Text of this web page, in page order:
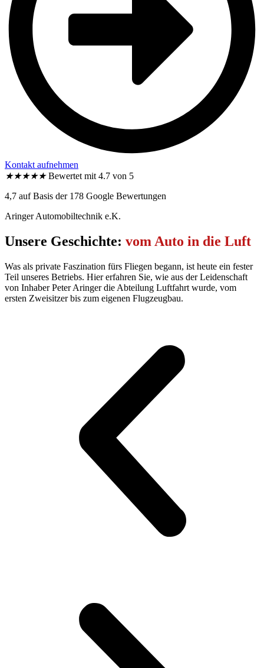
Kontakt aufnehmen
★★★★★ Bewertet mit 4.7 von 5
4,7 auf Basis der 178 Google Bewertungen
Aringer Automobiltechnik e.K.
Unsere Geschichte: vom Auto in die Luft
Was als private Faszination fürs Fliegen begann, ist heute ein fester
Teil unseres Betriebs. Hier erfahren Sie, wie aus der Leidenschaft
von Inhaber Peter Aringer die Abteilung Luftfahrt wurde, vom
ersten Zweisitzer bis zum eigenen Flugzeugbau.